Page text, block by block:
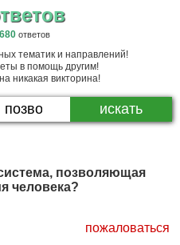
ответов
тематик и направлений!
в помощь другим!
никакая викторина!
позволяющая
человека?
пожаловаться